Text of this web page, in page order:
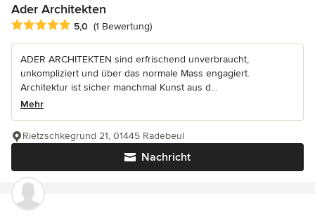
Ader Architekten
Durchschnittliche Bewertung: 5 von 5 Sternen
5,0 (1 Bewertung)
ADER ARCHITEKTEN sind erfrischend unverbraucht,
unkompliziert und über das normale Mass engagiert.
Architektur ist sicher manchmal Kunst aus d...
Mehr
Nachricht
Rietzschkegrund 21, 01445 Radebeul